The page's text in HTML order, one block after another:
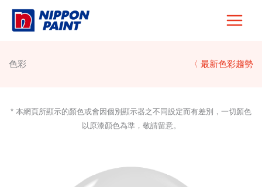
Skip
色彩 〈 最新色彩趨勢
* 本網頁所顯示的顏色或會因個別顯示器之不同設定而有差別，一切顏色
以原漆顏色為準，敬請留意。